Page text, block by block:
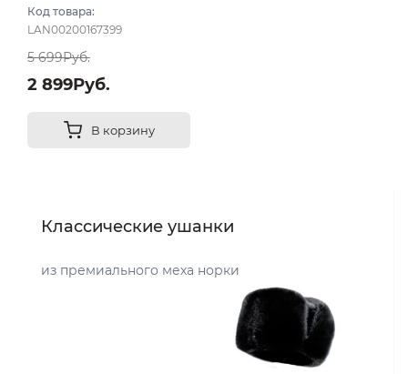
Код товара:
LAN00200167399
5 699Руб.
2 899Руб.
В корзину
Классические ушанки
из премиального меха норки